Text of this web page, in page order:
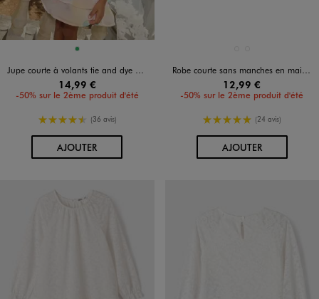
Disponible en 1 coloris
VERT
Jupe courte à volants tie and dye fille
14,99 €
-50% sur le 2ème produit d'été
4.5/5 de moyenne
(36 avis)
AJOUTERAU PANIER
Robe courte sans manches en maille froissée fille
12,99 €
-50% sur le 2ème produit d'été
5/5 de moyenne
(24 avis)
AJOUTERAU PANIER